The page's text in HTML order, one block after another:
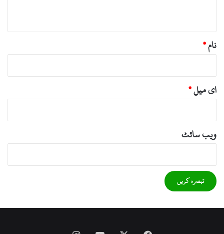
نام*
ای میل*
ویب‌ سائٹ